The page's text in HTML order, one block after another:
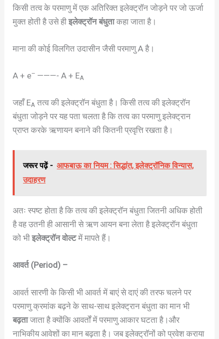
किसी तत्व के परमाणु में एक अतिरिक्त इलेक्ट्रॉन जोड़ने पर जो ऊर्जा
मुक्त होती है उसे हीइलेक्ट्रॉन बंधुताकहा जाता है।
माना की कोई विलगित उदासीन जैसी परमाणु A है।
A + e– ———- A + EA
जहाँ EA तत्व की इलेक्ट्रॉन बंधुता है। किसी तत्व की इलेक्ट्रॉन
बंधुता जोड़ने पर यह पता चलता है कि तत्व का परमाणु इलेक्ट्रान
प्राप्त करके ऋणायन बनाने की कितनी प्रवृत्ति रखता है।
जरूर पढ़ें - आफबाऊ का नियम : सिद्धांत, इलेक्ट्रॉनिक विन्यास,
उदाहरण
अतः स्पष्ट होता है कि तत्व की इलेक्ट्रॉन बंधुता जितनी अधिक होती
है वह उतनी ही आसानी से ऋण आयन बना लेता है इलेक्ट्रॉन बंधुता
को भीइलेक्ट्रॉन वोल्टमें मापते हैं।
आवर्त (Period) –
आवर्त सारणी के किसी भी आवर्त में बाएं से दाएं की तरफ चलने पर
परमाणु क्रमांक बढ़ने के साथ-साथ इलेक्ट्रान बंधुता का मान भी
बढ़ताजाता है क्योंकि आवर्तों में परमाणु आकार घटता है।और
नाभिकीय आवेशों का मान बढ़ता है। जब इलेक्ट्रॉनों को प्रवेश कराया